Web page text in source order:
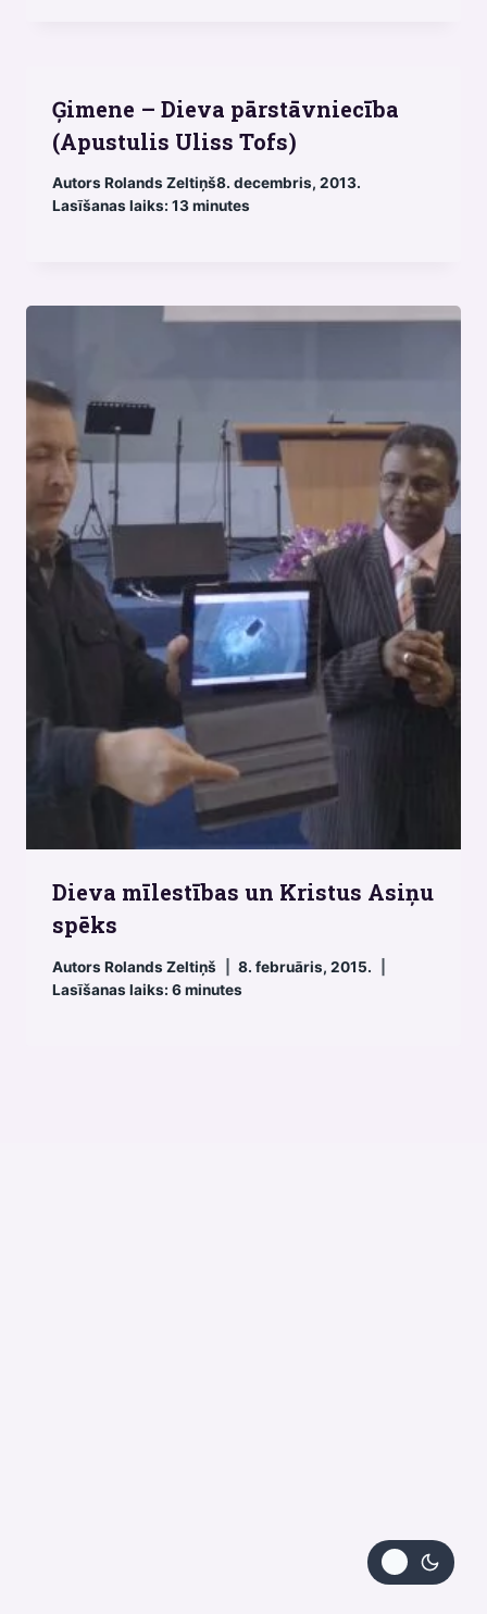
Ģimene – Dieva pārstāvniecība
(Apustulis Uliss Tofs)
Autors Rolands Zeltiņš8. decembris, 2013.
Lasīšanas laiks: 13minutes
Dieva mīlestības un Kristus Asiņu
spēks
Autors Rolands Zeltiņš
8. februāris, 2015.
Lasīšanas laiks: 6minutes